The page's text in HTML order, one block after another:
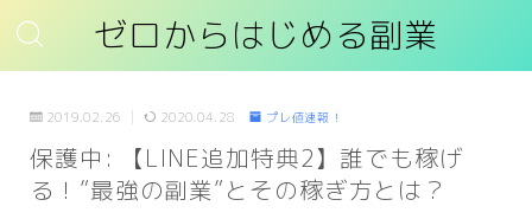
ゼロからはじめる副業
2019.02.26 2020.04.28 プレ値速報！
保護中: 【LINE追加特典2】誰でも稼げ
る！”最強の副業”とその稼ぎ方とは？